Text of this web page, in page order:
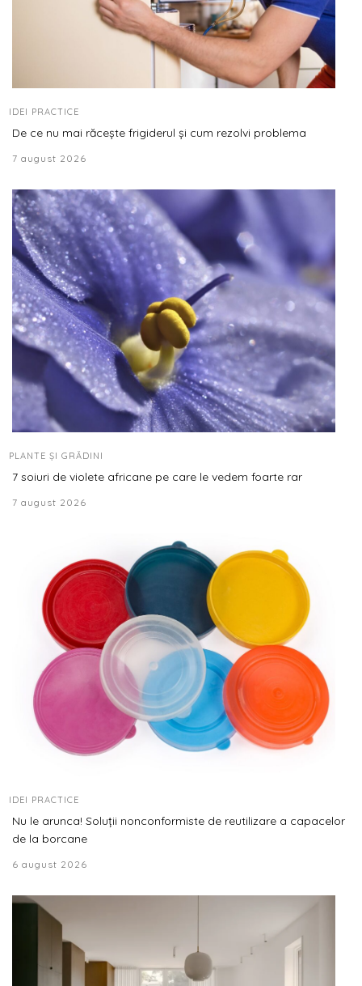
IDEI PRACTICE
De ce nu mai răcește frigiderul și cum rezolvi problema
7 august 2026
PLANTE ȘI GRĂDINI
7 soiuri de violete africane pe care le vedem foarte rar
7 august 2026
IDEI PRACTICE
Nu le arunca! Soluții nonconformiste de reutilizare a capacelor
de la borcane
6 august 2026